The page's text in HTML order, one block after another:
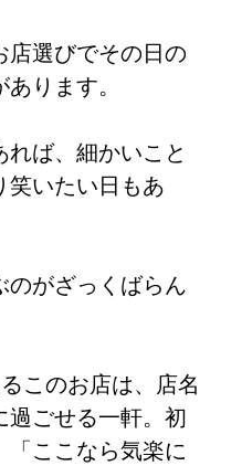
店選びでその日の
ります。
ば、細かいこと
笑いたい日もあ
のがざっくばらん
このお店は、店名
過ごせる一軒。初
「ここなら気楽に